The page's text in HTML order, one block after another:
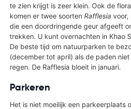
te zien krijgt is zeer klein. Ook de
komen er twee soorten Rafflesia voor,
die een doordringende geur afgeeft
trekken. U kunt overnachten in Khao
De beste tijd om natuurparken te
(december tot april) als de paden
regen. De Rafflesia bloeit in januari.
Parkeren
Het is niet moeilijk een parkeerplaats